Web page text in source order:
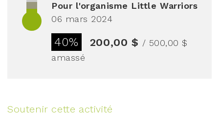
Pour l'organisme Little Warriors
06 mars 2024
40% 200,00 $ / 500,00 $
amassé
Soutenir cette activité